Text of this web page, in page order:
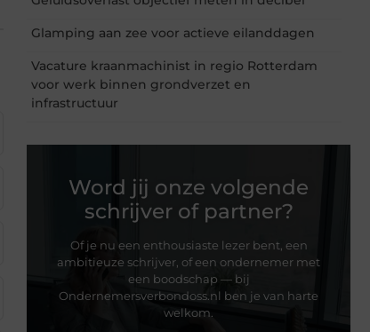
Glamping aan zee voor actieve eilanddagen
Vacature kraanmachinist in regio Rotterdam
voor werk binnen grondverzet en
infrastructuur
Word jij onze volgende
schrijver of partner?
Of je nu een enthousiaste lezer bent, een
ambitieuze schrijver, of een ondernemer met
een boodschap — bij
Ondernemersverbondoss.nl ben je van harte
welkom.